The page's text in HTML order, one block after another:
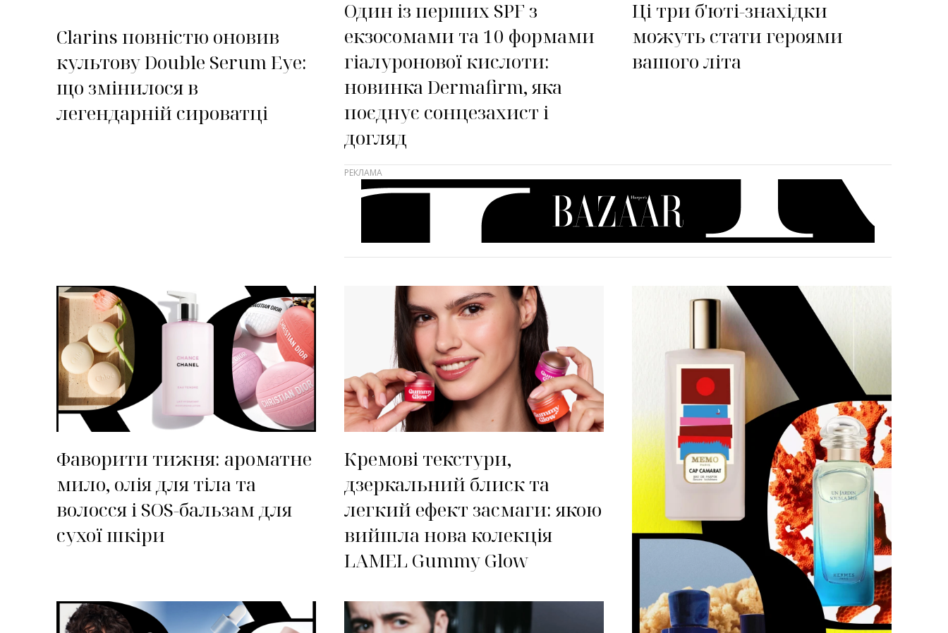
Clarins повністю оновив
культову Double Serum Eye:
що змінилося в
легендарній сироватці
Один із перших SPF з
екзосомами та 10 формами
гіалуронової кислоти:
новинка Dermafirm, яка
поєднує сонцезахист і
догляд
Ці три б'юті-знахідки
можуть стати героями
вашого літа
Фаворити тижня: ароматне
мило, олія для тіла та
волосся і SOS-бальзам для
сухої шкіри
Кремові текстури,
дзеркальний блиск та
легкий ефект засмаги: якою
вийшла нова колекція
LAMEL Gummy Glow